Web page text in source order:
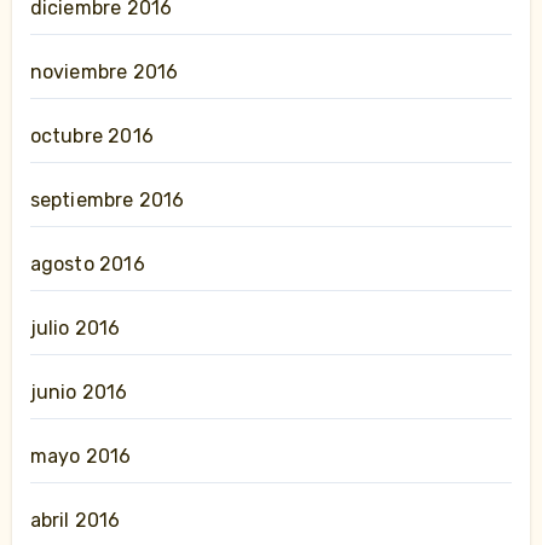
diciembre 2016
noviembre 2016
octubre 2016
septiembre 2016
agosto 2016
julio 2016
junio 2016
mayo 2016
abril 2016